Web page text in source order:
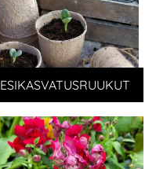
ESIKASVATUSRUUKUT